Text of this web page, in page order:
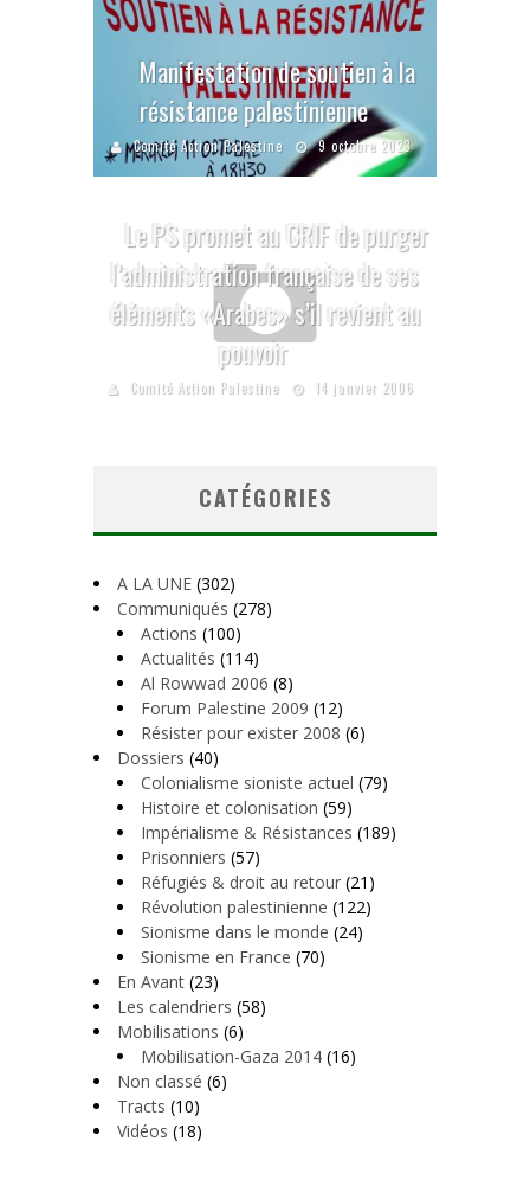
Manifestation de soutien à la
résistance palestinienne
Comité Action Palestine 9 octobre 2023
Le PS promet au CRIF de purger
l’administration française de ses
éléments «Arabes» s’il revient au
pouvoir
Comité Action Palestine 14 janvier 2006
CATÉGORIES
A LA UNE (302)
Communiqués (278)
Actions (100)
Actualités (114)
Al Rowwad 2006 (8)
Forum Palestine 2009 (12)
Résister pour exister 2008 (6)
Dossiers (40)
Colonialisme sioniste actuel (79)
Histoire et colonisation (59)
Impérialisme & Résistances (189)
Prisonniers (57)
Réfugiés & droit au retour (21)
Révolution palestinienne (122)
Sionisme dans le monde (24)
Sionisme en France (70)
En Avant (23)
Les calendriers (58)
Mobilisations (6)
Mobilisation-Gaza 2014 (16)
Non classé (6)
Tracts (10)
Vidéos (18)